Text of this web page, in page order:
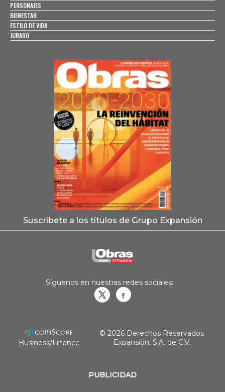
PERSONAJES
BIENESTAR
ESTILO DE VIDA
JURADO
Suscríbete a los títulos de Grupo Expansión
PUBLICIDAD
Síguenos en nuestras redes sociales:
Business/Finance
© 2026 Derechos Reservados
Expansión, S.A. de C.V.